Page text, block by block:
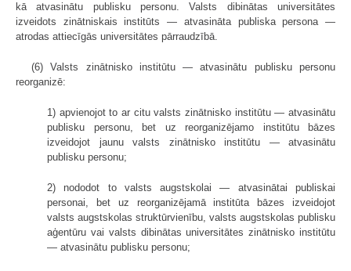
kā atvasinātu publisku personu. Valsts dibinātas universitātes
izveidots zinātniskais institūts — atvasināta publiska persona —
atrodas attiecīgās universitātes pārraudzībā.
(6) Valsts zinātnisko institūtu — atvasinātu publisku personu
reorganizē:
1) apvienojot to ar citu valsts zinātnisko institūtu — atvasinātu
publisku personu, bet uz reorganizējamo institūtu bāzes
izveidojot jaunu valsts zinātnisko institūtu — atvasinātu
publisku personu;
2) nododot to valsts augstskolai — atvasinātai publiskai
personai, bet uz reorganizējamā institūta bāzes izveidojot
valsts augstskolas struktūrvienību, valsts augstskolas publisku
aģentūru vai valsts dibinātas universitātes zinātnisko institūtu
— atvasinātu publisku personu;